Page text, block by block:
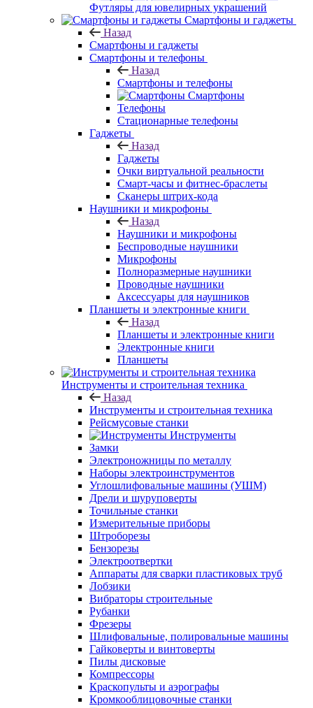
Футляры для ювелирных украшений
Смартфоны и гаджеты
Назад
Смартфоны и гаджеты
Смартфоны и телефоны
Назад
Смартфоны и телефоны
Смартфоны
Телефоны
Стационарные телефоны
Гаджеты
Назад
Гаджеты
Очки виртуальной реальности
Смарт-часы и фитнес-браслеты
Сканеры штрих-кода
Наушники и микрофоны
Назад
Наушники и микрофоны
Беспроводные наушники
Микрофоны
Полноразмерные наушники
Проводные наушники
Аксессуары для наушников
Планшеты и электронные книги
Назад
Планшеты и электронные книги
Электронные книги
Планшеты
Инструменты и строительная техника
Назад
Инструменты и строительная техника
Рейсмусовые станки
Инструменты
Замки
Электроножницы по металлу
Наборы электроинструментов
Углошлифовальные машины (УШМ)
Дрели и шуруповерты
Точильные станки
Измерительные приборы
Штроборезы
Бензорезы
Электроотвертки
Аппараты для сварки пластиковых труб
Лобзики
Вибраторы строительные
Рубанки
Фрезеры
Шлифовальные, полировальные машины
Гайковерты и винтоверты
Пилы дисковые
Компрессоры
Краскопульты и аэрографы
Кромкооблицовочные станки